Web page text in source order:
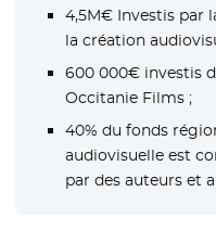
4,5M€ Investis par
la création
600 000€ investis
Occitanie Films ;
40% du fonds
audiovisuelle est
par des auteurs et